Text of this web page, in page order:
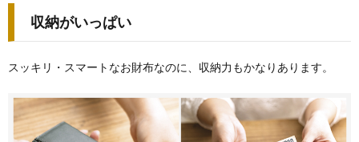
収納がいっぱい
スッキリ・スマートなお財布なのに、収納力もかなりあります。